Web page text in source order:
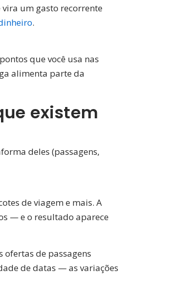
um gasto recorrente
.
que você usa nas
alimenta parte da
existem
deles (passagens,
de viagem e mais. A
— e o resultado aparece
de passagens
de datas — as variações